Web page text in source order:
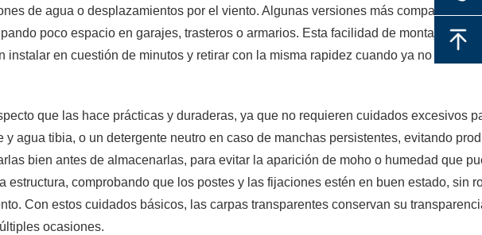
de agua o desplazamientos por el viento. Algunas versiones más compactas
poco espacio en garajes, trasteros o armarios. Esta facilidad de montaje y
en cuestión de minutos y retirar con la misma rapidez cuando ya no se
que las hace prácticas y duraderas, ya que no requieren cuidados excesivos
agua tibia, o un detergente neutro en caso de manchas persistentes, evitando
bien antes de almacenarlas, para evitar la aparición de moho o humedad que
comprobando que los postes y las fijaciones estén en buen estado, sin
Con estos cuidados básicos, las carpas transparentes conservan su
ocasiones.